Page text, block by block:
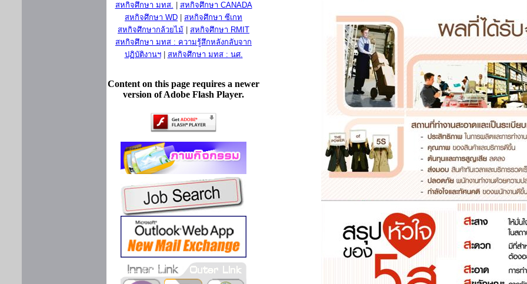
สหกิจศึกษา มทส.
สหกิจศึกษา CANADA
สหกิจศึกษา WD
สหกิจศึกษา ซีเกท
สหกิจศึกษากล้วยไม้
สหกิจศึกษา RMIT
สหกิจศึกษา มทส : ความรู้สึกหลังกลับจาก
ปฏิบัติงานฯ| สหกิจศึกษา มทส : นศ.
Content on this page requires a newer
version of Adobe Flash Player.